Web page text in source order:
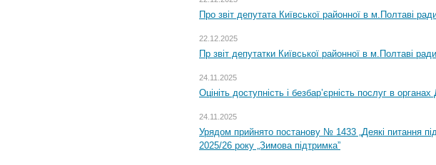
Про звіт депутата Київської районної в м.Полтаві
22.12.2025
Пр звіт депутатки Київської районної в м.Полтаві
24.11.2025
Оцініть доступність і безбар’єрність послуг в
24.11.2025
Урядом прийнято постанову № 1433 „Деякі питання
2025/26 року „Зимова підтримка”